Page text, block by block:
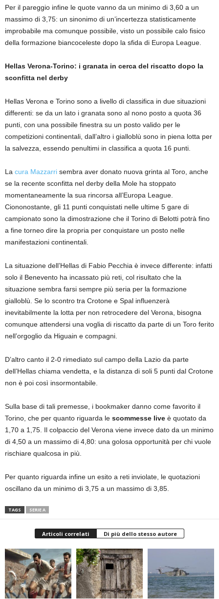
Per il pareggio infine le quote vanno da un minimo di 3,60 a un
massimo di 3,75: un sinonimo di un’incertezza statisticamente
improbabile ma comunque possibile, visto un possibile calo fisico
della formazione biancoceleste dopo la sfida di Europa League.
Hellas Verona-Torino: i granata in cerca del riscatto dopo la
sconfitta nel derby
Hellas Verona e Torino sono a livello di classifica in due situazioni
differenti: se da un lato i granata sono al nono posto a quota 36
punti, con una possibile finestra su un posto valido per le
competizioni continentali, dall’altro i gialloblù sono in piena lotta per
la salvezza, essendo penultimi in classifica a quota 16 punti.
La cura Mazzarri sembra aver donato nuova grinta al Toro, anche
se la recente sconfitta nel derby della Mole ha stoppato
momentaneamente la sua rincorsa all’Europa League.
Ciononostante, gli 11 punti conquistati nelle ultime 5 gare di
campionato sono la dimostrazione che il Torino di Belotti potrà fino
a fine torneo dire la propria per conquistare un posto nelle
manifestazioni continentali.
La situazione dell’Hellas di Fabio Pecchia è invece differente: infatti
solo il Benevento ha incassato più reti, col risultato che la
situazione sembra farsi sempre più seria per la formazione
gialloblù. Se lo scontro tra Crotone e Spal influenzerà
inevitabilmente la lotta per non retrocedere del Verona, bisogna
comunque attendersi una voglia di riscatto da parte di un Toro ferito
nell’orgoglio da Higuain e compagni.
D’altro canto il 2-0 rimediato sul campo della Lazio da parte
dell’Hellas chiama vendetta, e la distanza di soli 5 punti dal Crotone
non è poi così insormontabile.
Sulla base di tali premesse, i bookmaker danno come favorito il
Torino, che per quanto riguarda le scommesse live è quotato da
1,70 a 1,75. Il colpaccio del Verona viene invece dato da un minimo
di 4,50 a un massimo di 4,80: una golosa opportunità per chi vuole
rischiare qualcosa in più.
Per quanto riguarda infine un esito a reti inviolate, le quotazioni
oscillano da un minimo di 3,75 a un massimo di 3,85.
TAGS SERIE A
Articoli correlati Di più dello stesso autore